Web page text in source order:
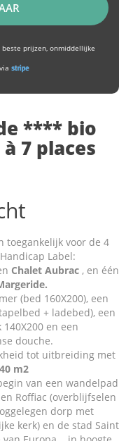
beste prijzen, onmiddellijke
**** bio
7 places
voor de 4
Label:
Chalet Aubrac , en één
(bed 160X200), een
+ ladebed), een
en een
douche.
tot uitbreiding met
m2
van een wandelpad
Roffiac (overblijfselen
dorp met
kerk) en de stad Saint